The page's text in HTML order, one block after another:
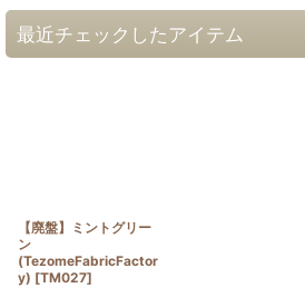
最近チェックしたアイテム
【廃盤】ミントグリー
ン
(TezomeFabricFactor
y) [TM027]